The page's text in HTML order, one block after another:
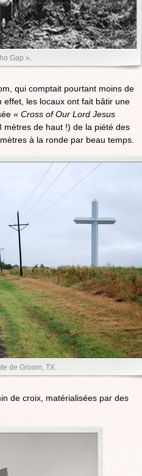
Gap ».
qui comptait pourtant moins de
les locaux ont fait bâtir une
« Cross of Our Lord Jesus
mètres de haut !) de la piété des
à la ronde par beau temps.
de Groom, TX.
de croix, matérialisées par des